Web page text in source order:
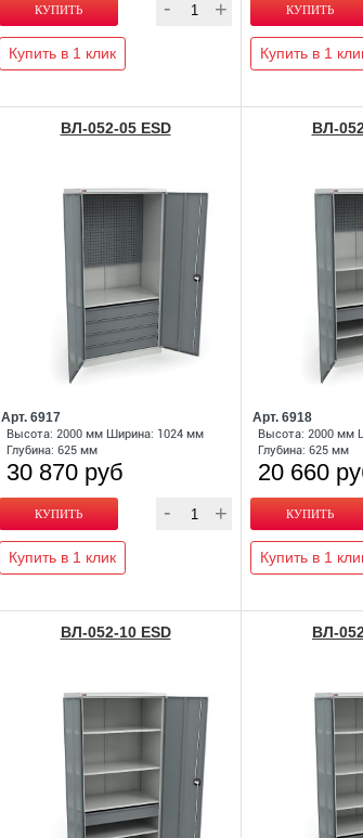
Купить в 1 клик Купить в 1
ВЛ-052-05 ESD
Арт. 6917
Высота: 2000 мм Ширина: 1024 мм
Глубина: 625 мм
30 870 руб
Купить в 1 клик
ВЛ-
Арт. 6918
Высота: 2000 мм
Глубина: 625 мм
20 660
Купить в 1
ВЛ-052-10 ESD ВЛ-